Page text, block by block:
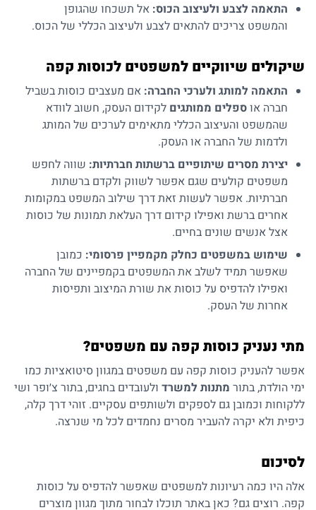
התאמה לצבע ולעיצוב הכוס: אל תשכחו שהגופן
והמשפט צריכים להתאים לצבע ולעיצוב הכללי של הכוס.
שיקולים שיווקיים למשפטים לכוסות קפה
התאמה למותג ולערכי החברה: אם מעצבים כוסות בשביל
חברה אוספלים ממותגים לקידום העסק, חשוב לוודא
שהמשפט והעיצוב הכללי מתאימים לערכים של המותג
ולדמות של החברה או העסק.
יצירת מסרים שיתופיים ברשתות חברתיות: שווה לחפש
משפטים קולעים שגם אפשר לשווק ולקדם ברשתות
חברתיות. אפשר לעשות זאת דרך שילוב המשפט במקומות
אחרים ברשת ואפילו קידום דרך העלאת תמונות של כוסות
אצל אנשים שונים בחיים.
שימוש במשפטים כחלק מקמפיין פרסומי: כמובן
שאפשר תמיד לשלב את המשפטים בקמפיינים של החברה
ואפילו להדפיס על כוסות את שורת המיצוב ותפיסות
אחרות של העסק.
מתי נעניק כוסות קפה עם משפטים?
אפשר להעניק כוסות קפה עם משפטים במגוון סיטואציות כמו
ימי הולדת, בתור מתנות למשרד ולעובדים בחגים, בתור צ׳ופר ושי
ללקוחות וכמובן גם לספקים ולשותפים עסקיים. זוהי דרך קלה,
כיפית ולא יקרה להעביר מסרים נחמדים לכל מי שנרצה.
לסיכום
אלה היו כמה רעיונות למשפטים שאפשר להדפיס על כוסות
קפה. רוצים גם? כאן באתר תוכלו לבחור מתוך מגוון מוצרים